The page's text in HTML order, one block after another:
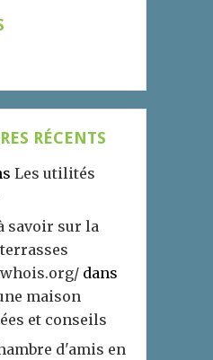
RÉCENTS
Les utilités
savoir sur la
dans
maison
et conseils
d'amis en